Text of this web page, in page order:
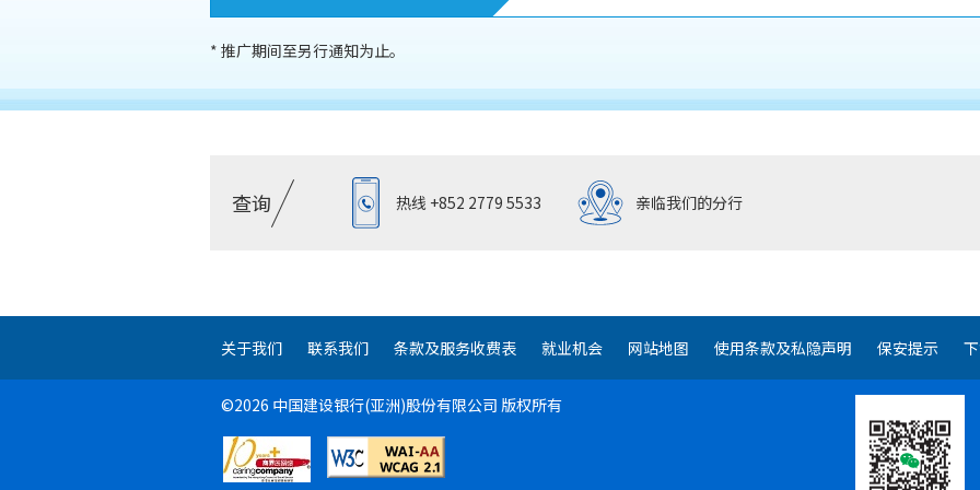
* 推广期间至另行通知为止。
查询 热线 +852 2779 5533 亲临我们的分行
关于我们 联系我们 条款及服务收费表 就业机会 网站地图 使用条款及私隐声明 保安提示
©2026 中国建设银行(亚洲)股份有限公司 版权所有